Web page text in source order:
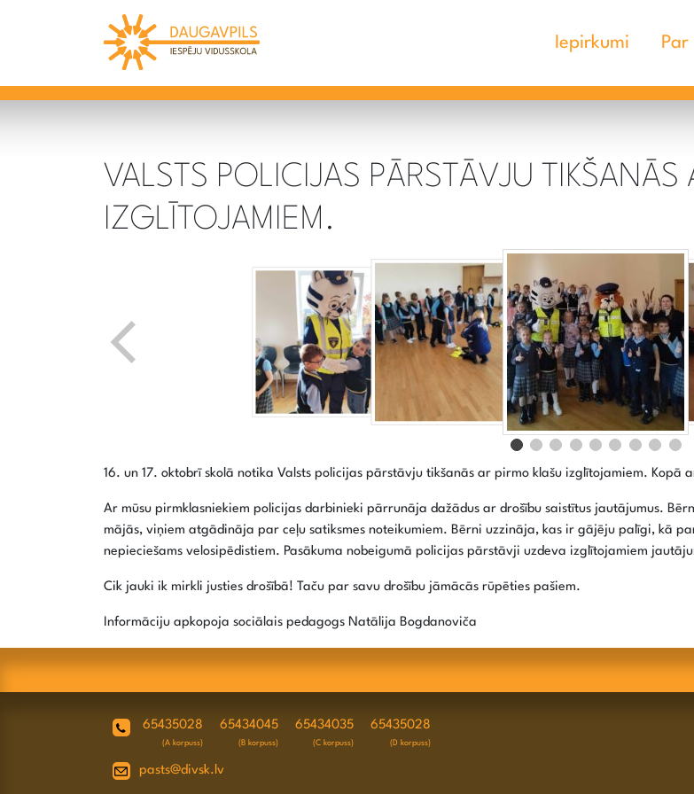
Iepirkumi Par
VALSTS POLICIJAS PĀRSTĀVJU TIKŠANĀS
IZGLĪTOJAMIEM.
16. un 17. oktobrī skolā notika Valsts policijas pārstāvju tikšanās ar pirmo klašu izglītojamiem. Kopā
Ar mūsu pirmklasniekiem policijas darbinieki pārrunāja dažādus ar drošību saistītus jautājumus.
mājās, viņiem atgādināja par ceļu satiksmes noteikumiem. Bērni uzzināja, kas ir gājēju palīgi, kā
nepieciešams velosipēdistiem. Pasākuma nobeigumā policijas pārstāvji uzdeva izglītojamiem
Cik jauki ik mirkli justies drošībā! Taču par savu drošību jāmācās rūpēties pašiem.
Informāciju apkopoja sociālais pedagogs Natālija Bogdanoviča
65435028
(A korpuss)
65434045
(B korpuss)
65434035
(C korpuss)
65435028
(D korpuss)
pasts@divsk.lv